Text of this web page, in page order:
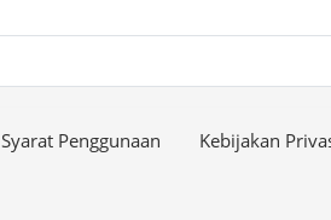
Syarat Penggunaan Kebijakan